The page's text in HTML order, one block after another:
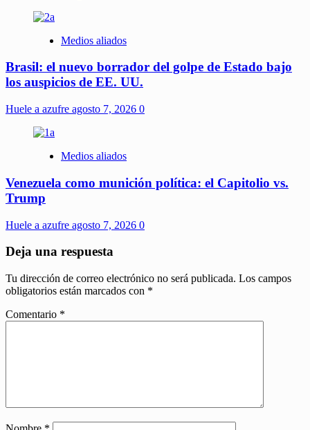
Medios aliados
Brasil: el nuevo borrador del golpe de Estado bajo
los auspicios de EE. UU.
Huele a azufre agosto 7, 2026 0
Medios aliados
Venezuela como munición política: el Capitolio vs.
Trump
Huele a azufre agosto 7, 2026 0
Deja una respuesta
Tu dirección de correo electrónico no será publicada. Los campos
obligatorios están marcados con *
Comentario *